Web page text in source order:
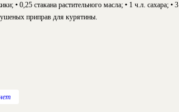
• 0,25 стакана растительного масла; • 1 ч.л. сахара; • 3
приправ для курятины.